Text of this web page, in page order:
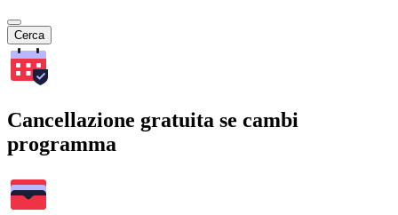
Cerca
Cancellazione gratuita se cambi
programma